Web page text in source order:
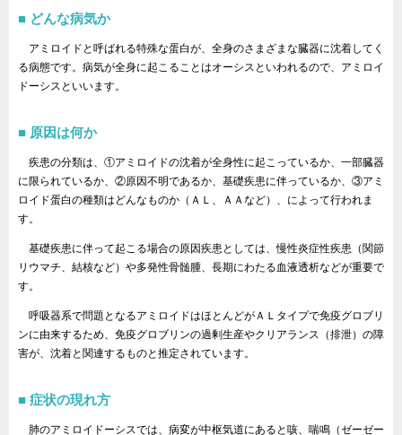
どんな病気か
アミロイドと呼ばれる特殊な蛋白が、全身のさまざまな臓器に沈着してく
る病態です。病気が全身に起こることはオーシスといわれるので、アミロイ
ドーシスといいます。
原因は何か
疾患の分類は、①アミロイドの沈着が全身性に起こっているか、一部臓器
に限られているか、②原因不明であるか、基礎疾患に伴っているか、③アミ
ロイド蛋白の種類はどんなものか（ＡＬ、ＡＡなど）、によって行われま
す。
基礎疾患に伴って起こる場合の原因疾患としては、慢性炎症性疾患（関節
リウマチ、結核など）や多発性骨髄腫、長期にわたる血液透析などが重要で
す。
呼吸器系で問題となるアミロイドはほとんどがＡＬタイプで免疫グロブリ
ンに由来するため、免疫グロブリンの過剰生産やクリアランス（排泄）の障
害が、沈着と関連するものと推定されています。
症状の現れ方
肺のアミロイドーシスでは、病変が中枢気道にあると咳、喘鳴（ゼーゼー